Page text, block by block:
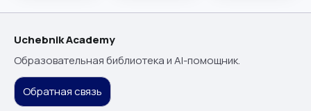
краеугольны
материалов
протяжении
столетий,
строится на
принципе
западной
т собой
июля наш
шаг вперёд.
Uchebnik Academy
Образовательная библиотека и AI-помощник.
Обратная связь